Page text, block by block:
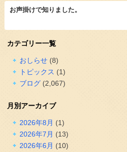
お声掛けで知りました。
カテゴリー一覧
おしらせ(8)
トピックス (1)
ブログ(2,067)
月別アーカイブ
2026年8月 (1)
2026年7月 (13)
2026年6月 (10)